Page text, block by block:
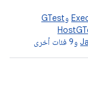
وGTest
و9 فئات أخرى